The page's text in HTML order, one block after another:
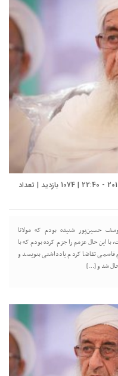
شناسه خبر : 37049 | تاریخ انتشار : 04 دسامبر 2019 - 22:40 | 1074 بازدید | تعداد
حسین‌پور شنیده بودم که مولانا
این حال عزمم را جزم کرده بودم که با
تقاضا کردم یادداشتی بنویسد و
شد و […]